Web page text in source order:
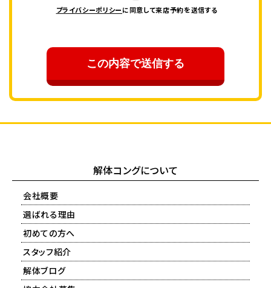
プライバシーポリシーに同意して来店予約を送信する
解体コングについて
会社概要
選ばれる理由
初めての方へ
スタッフ紹介
解体ブログ